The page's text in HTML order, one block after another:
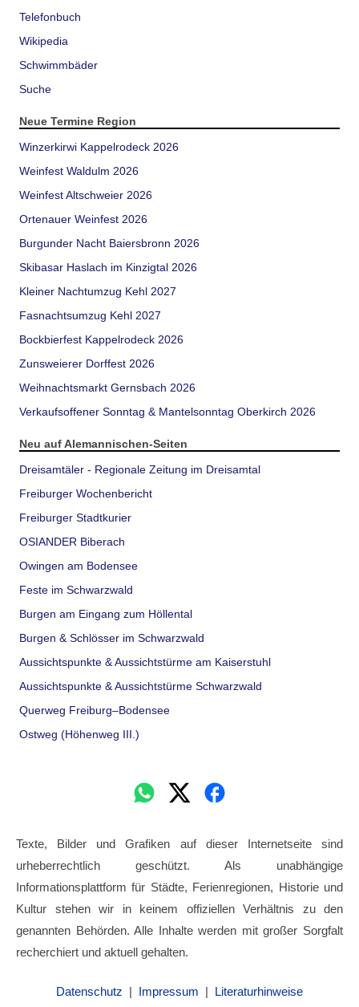
Telefonbuch
Wikipedia
Schwimmbäder
Suche
Neue Termine Region
Winzerkirwi Kappelrodeck 2026
Weinfest Waldulm 2026
Weinfest Altschweier 2026
Ortenauer Weinfest 2026
Burgunder Nacht Baiersbronn 2026
Skibasar Haslach im Kinzigtal 2026
Kleiner Nachtumzug Kehl 2027
Fasnachtsumzug Kehl 2027
Bockbierfest Kappelrodeck 2026
Zunsweierer Dorffest 2026
Weihnachtsmarkt Gernsbach 2026
Verkaufsoffener Sonntag & Mantelsonntag Oberkirch 2026
Neu auf Alemannischen-Seiten
Dreisamtäler - Regionale Zeitung im Dreisamtal
Freiburger Wochenbericht
Freiburger Stadtkurier
OSIANDER Biberach
Owingen am Bodensee
Feste im Schwarzwald
Burgen am Eingang zum Höllental
Burgen & Schlösser im Schwarzwald
Aussichtspunkte & Aussichtstürme am Kaiserstuhl
Aussichtspunkte & Aussichtstürme Schwarzwald
Querweg Freiburg–Bodensee
Ostweg (Höhenweg III.)
Texte, Bilder und Grafiken auf dieser Internetseite sind
urheberrechtlich geschützt. Als unabhängige
Informationsplattform für Städte, Ferienregionen, Historie und
Kultur stehen wir in keinem offiziellen Verhältnis zu den
genannten Behörden. Alle Inhalte werden mit großer Sorgfalt
recherchiert und aktuell gehalten.
Datenschutz | Impressum | Literaturhinweise